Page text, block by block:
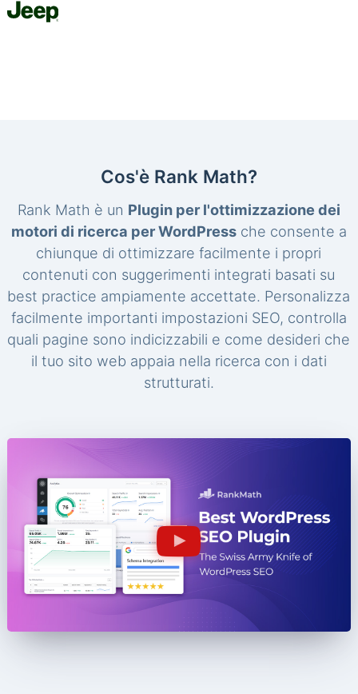
Cos'è Rank Math?
Rank Math è un Plugin per l'ottimizzazione dei
motori di ricerca per WordPressche consente a
chiunque di ottimizzare facilmente i propri
contenuti con suggerimenti integrati basati su
best practice ampiamente accettate. Personalizza
facilmente importanti impostazioni SEO, controlla
quali pagine sono indicizzabili e come desideri che
il tuo sito web appaia nella ricerca con i dati
strutturati.